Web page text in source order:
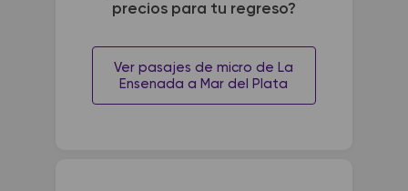
precios para tu regreso?
Ver pasajes de micro de La
Ensenada a Mar del Plata